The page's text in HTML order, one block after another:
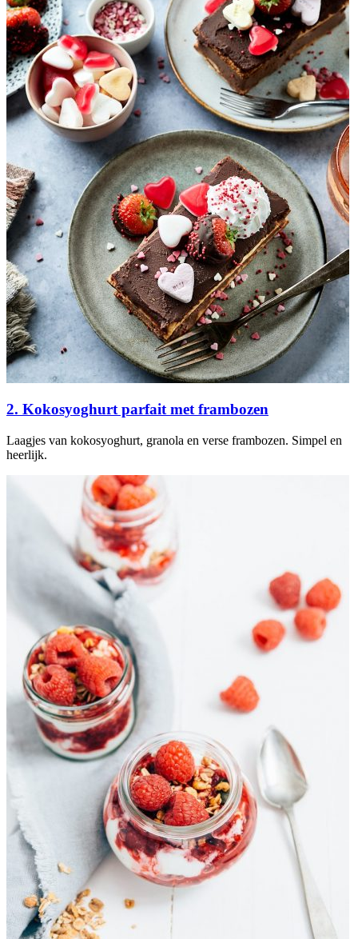
2. Kokosyoghurt parfait met frambozen
Laagjes van kokosyoghurt, granola en verse frambozen. Simpel en
heerlijk.